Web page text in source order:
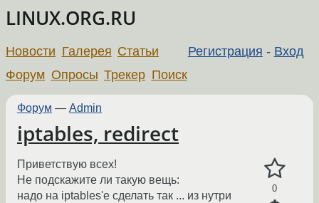
LINUX.ORG.RU
Регистрация - Вход
Новости Галерея Статьи
Форум Опросы Трекер Поиск
Форум — Admin
iptables, redirect
0
Приветствую всех!
Не подскажите ли такую вещь:
надо на iptables'e сделать так ... из нутри